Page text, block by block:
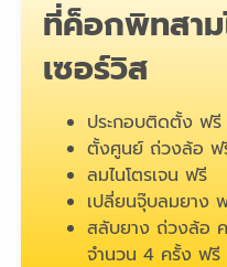
ที่ค็อกพิทสา
เซอร์วิส
ประกอบติดตั้ง ฟรี
ตั้งศูนย์ ถ่วงล้อ ฟ
ลมไนโตรเจน ฟรี
เปลี่ยนจุ๊บลมยาง
สลับยาง ถ่วงล้อ
จำนวน 4 ครั้ง ฟรี